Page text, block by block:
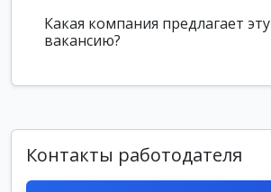
Какая компания предлагает эту
вакансию?
Контакты работодателя